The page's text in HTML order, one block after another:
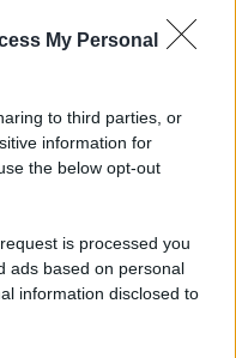
My Personal
to third parties, or
information for
the below opt-out
is processed you
ads based on personal
information disclosed to
- Testata
N. 8/2020 - RG N.
ISCRITTA ALL’ANSO
STAMPA ONLINE)